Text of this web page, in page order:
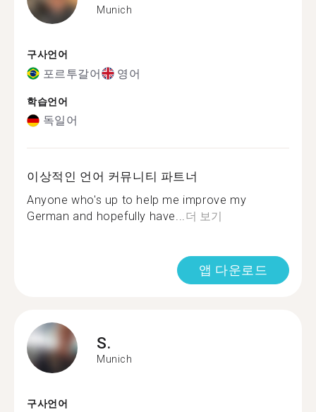
Munich
구사언어
포르투갈어 영어
학습언어
독일어
이상적인 언어 커뮤니티 파트너
Anyone who's up to help me improve my
German and hopefully have...더 보기
앱 다운로드
S.
Munich
구사언어